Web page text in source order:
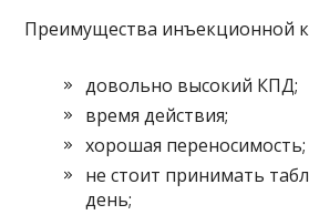
Преимущества инъекционной
довольно высокий КПД;
время действия;
хорошая переносимость;
не стоит принимать
день;